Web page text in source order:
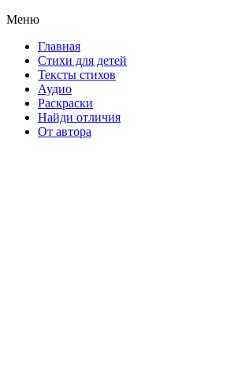
Меню
Главная
Стихи для детей
Тексты стихов
Аудио
Раскраски
Найди отличия
От автора